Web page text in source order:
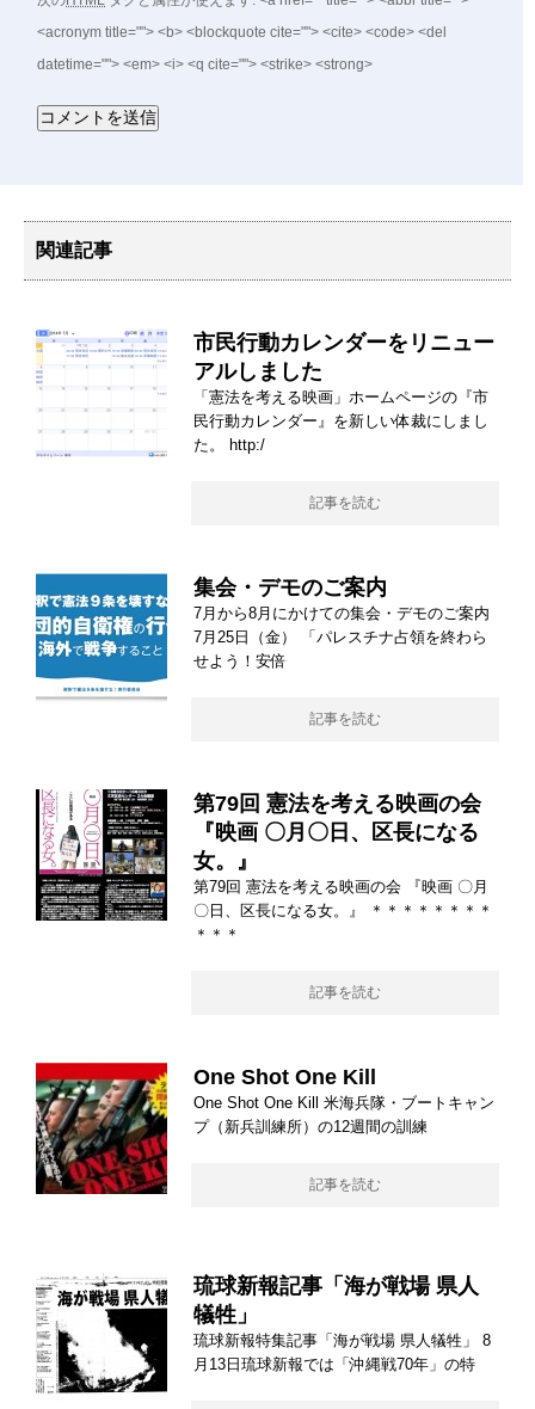
<acronym title=""> <b> <blockquote cite=""> <cite> <code> <del
datetime=""> <em> <i> <q cite=""> <strike> <strong>
関連記事
市民行動カレンダーをリニュー
アルしました
「憲法を考える映画」ホームページの『市
民行動カレンダー』を新しい体裁にしまし
た。 http:/
記事を読む
集会・デモのご案内
7月から8月にかけての集会・デモのご案内
7月25日（金） 「パレスチナ占領を終わら
せよう！安倍
記事を読む
第79回 憲法を考える映画の会
『映画 〇月〇日、区長になる
女。』
第79回 憲法を考える映画の会 『映画 〇月
〇日、区長になる女。』 ＊＊＊＊＊＊＊＊
＊＊＊
記事を読む
One Shot One Kill
One Shot One Kill 米海兵隊・ブートキャン
プ（新兵訓練所）の12週間の訓練
記事を読む
琉球新報記事「海が戦場 県人
犠牲」
琉球新報特集記事「海が戦場 県人犠牲」 8
月13日琉球新報では「沖縄戦70年」の特